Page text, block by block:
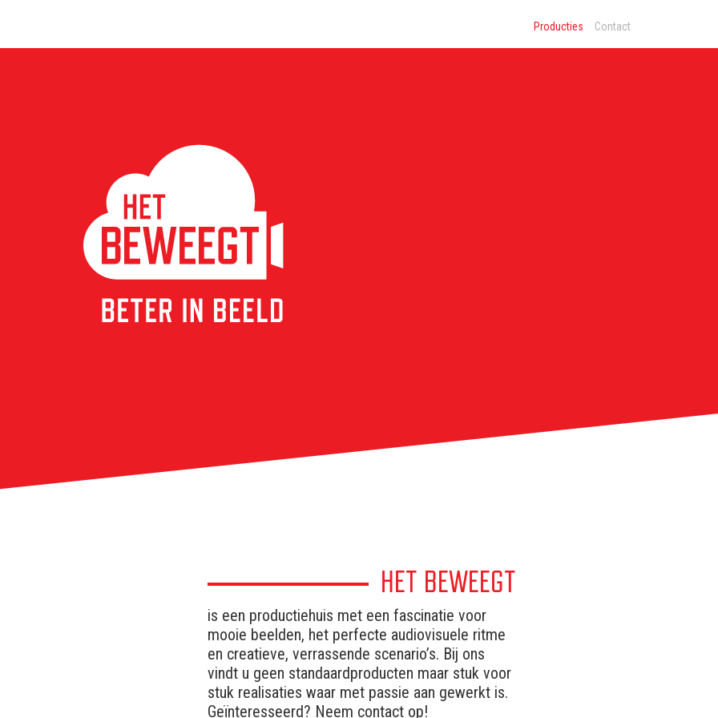
Producties Contact
HET BEWEEGT
is een productiehuis met een fascinatie voor
mooie beelden, het perfecte audiovisuele ritme
en creatieve, verrassende scenario’s. Bij ons
vindt u geen standaardproducten maar stuk voor
stuk realisaties waar met passie aan gewerkt is.
Geïnteresseerd? Neem contact op!